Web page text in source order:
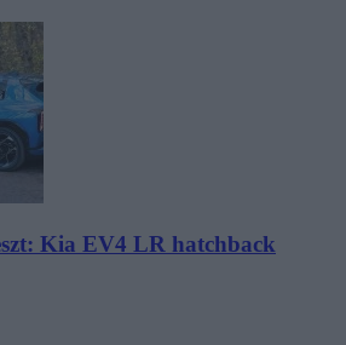
Kia EV4 LR hatchback